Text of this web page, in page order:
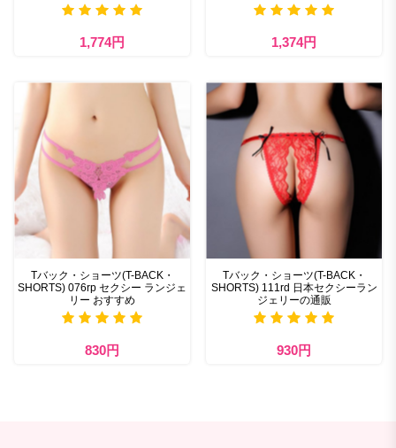
1,774円 1,374円
Tバック・ショーツ(T-BACK・
SHORTS) 076rp セクシー ランジェ
リー おすすめ
830円
Tバック・ショーツ(T-BACK・
SHORTS) 111rd 日本セクシーラン
ジェリーの通販
930円